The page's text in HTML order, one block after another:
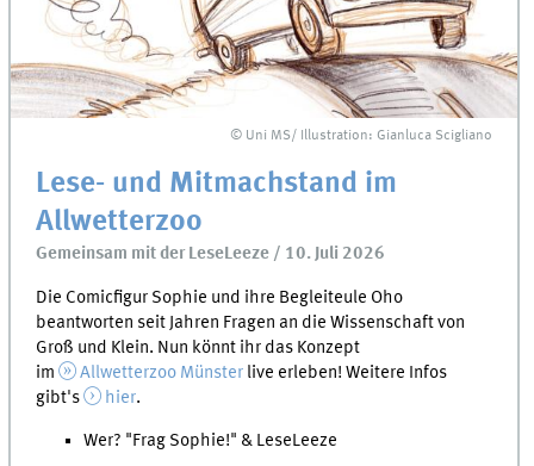
© Uni MS/ Illustration: Gianluca Scigliano
Lese- und Mitmachstand im
Allwetterzoo
Gemeinsam mit der LeseLeeze / 10. Juli 2026
Die Comicfigur Sophie und ihre Begleiteule Oho
beantworten seit Jahren Fragen an die Wissenschaft von
Groß und Klein. Nun könnt ihr das Konzept
im
Allwetterzoo Münster live erleben! Weitere Infos
gibt's
hier.
Wer? "Frag Sophie!" & LeseLeeze